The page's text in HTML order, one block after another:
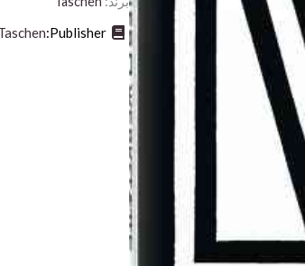
Publisher: